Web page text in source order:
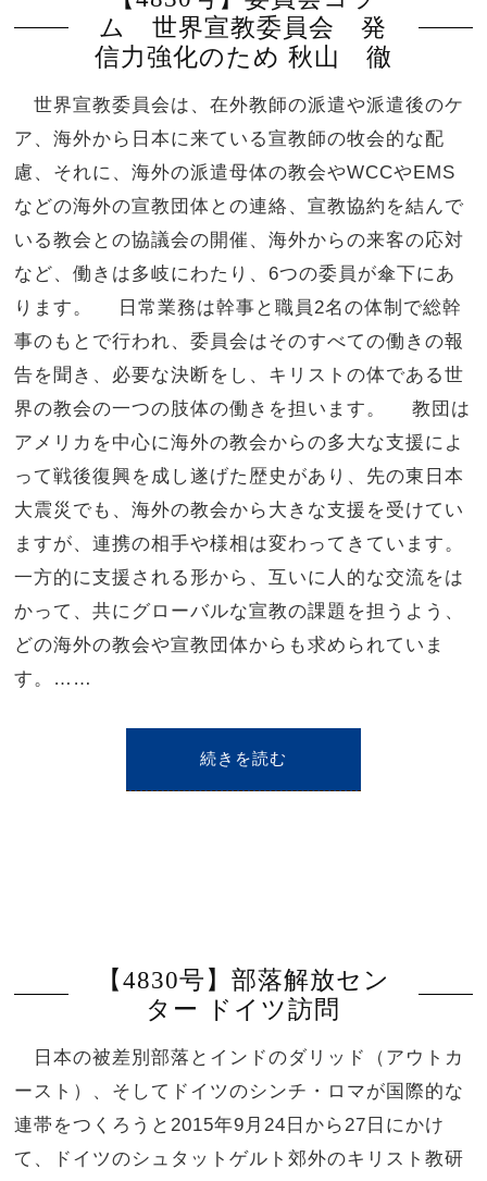
ム 世界宣教委員会 発
信力強化のため 秋山 徹
世界宣教委員会は、在外教師の派遣や派遣後のケ
ア、海外から日本に来ている宣教師の牧会的な配
慮、それに、海外の派遣母体の教会やWCCやEMS
などの海外の宣教団体との連絡、宣教協約を結んで
いる教会との協議会の開催、海外からの来客の応対
など、働きは多岐にわたり、6つの委員が傘下にあ
ります。 日常業務は幹事と職員2名の体制で総幹
事のもとで行われ、委員会はそのすべての働きの報
告を聞き、必要な決断をし、キリストの体である世
界の教会の一つの肢体の働きを担います。 教団は
アメリカを中心に海外の教会からの多大な支援によ
って戦後復興を成し遂げた歴史があり、先の東日本
大震災でも、海外の教会から大きな支援を受けてい
ますが、連携の相手や様相は変わってきています。
一方的に支援される形から、互いに人的な交流をは
かって、共にグローバルな宣教の課題を担うよう、
どの海外の教会や宣教団体からも求められていま
す。……
続きを読む
【4830号】部落解放セン
ター ドイツ訪問
日本の被差別部落とインドのダリッド（アウトカ
ースト）、そしてドイツのシンチ・ロマが国際的な
連帯をつくろうと2015年9月24日から27日にかけ
て、ドイツのシュタットゲルト郊外のキリスト教研